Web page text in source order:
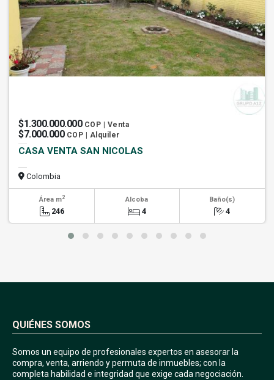
$1.300.000.000 COP | Venta
$7.000.000 COP | Alquiler
CASA VENTA SAN NICOLAS
Colombia
Área m2
246
Alcoba
4
Baño(s)
4
QUIÉNES SOMOS
Somos un equipo de profesionales expertos en asesorar la
compra, venta, arriendo y permuta de inmuebles; con la
completa habilidad e integridad que exige cada negociación.